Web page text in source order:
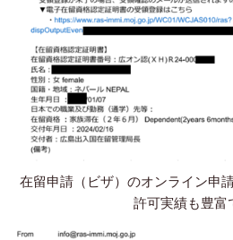
在留申請（ビザ）のオンライン申
許可実績も豊富